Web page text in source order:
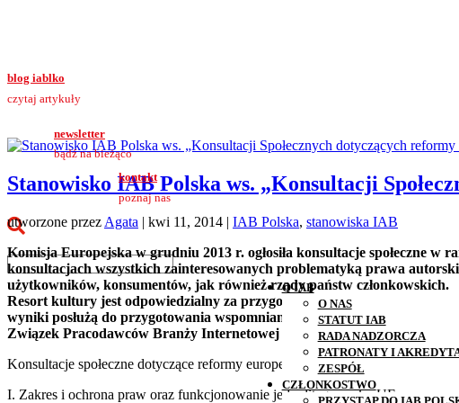
blog iablko
czytaj artykuły
newsletter
bądź na bieżąco
kontakt
poznaj nas
O IAB
O NAS
STATUT IAB
RADA NADZORCZA
PATRONATY I
ZESPÓŁ
CZŁONKOSTWO
Stanowisko IAB Polska ws. „Konsultacji
utworzone przez Agata | kwi 11, 2014 | IAB Polska, stanowiska IAB
Komisja Europejska w grudniu 2013 r. ogłosiła konsultacje społeczne
konsultacjach wszystkich zainteresowanych problematyką prawa
użytkowników, konsumentów, jak również rządy państw członkowskich.
Resort kultury jest odpowiedzialny za przygotowanie stanowiska
wyniki posłużą do przygotowania wspomnianego stanowiska.
Związek Pracodawców Branży Internetowej IAB Polska, został
Konsultacje społeczne dotyczące reformy europejskiego prawa autorskiego
I. Zakres i ochrona praw oraz funkcjonowanie jednolitego rynku UE